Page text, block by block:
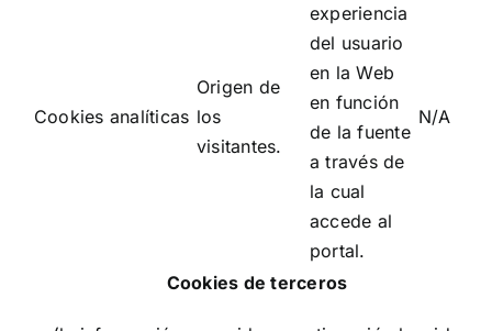
Cookies analíticas
Origen de
los
visitantes.
experiencia
del usuario
en la Web
en función
de la fuente
a través de
la cual
accede al
portal.
N/A
Cookies de terceros